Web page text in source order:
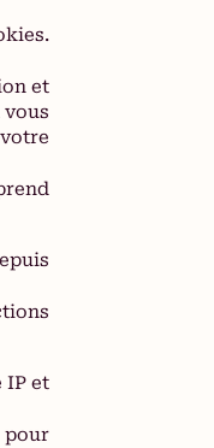
et
vous
IP et
pour